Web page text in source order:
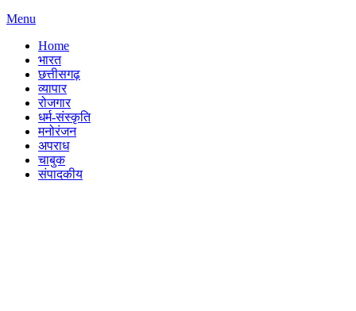
Menu
Home
भारत
छत्तीसगढ़
व्यापार
रोजगार
धर्म-संस्कृति
मनोरंजन
अपराध
चाबुक
संपादकीय